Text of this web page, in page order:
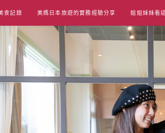
食記錄 美媽日本旅遊的實務經驗分享 姐姐妹妹看